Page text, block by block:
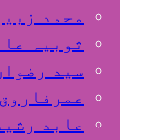
محمد زبیر
ثوبیہ
سید
عمرفاروق
عابد